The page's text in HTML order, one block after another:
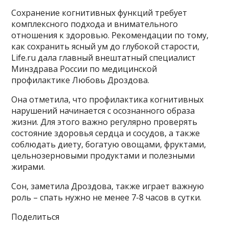
Сохранение когнитивных функций требует
комплексного подхода и внимательного
отношения к здоровью. Рекомендации по тому,
как сохранить ясный ум до глубокой старости,
Life.ru дала главный внештатный специалист
Минздрава России по медицинской
профилактике Любовь Дроздова.
Она отметила, что профилактика когнитивных
нарушений начинается с осознанного образа
жизни. Для этого важно регулярно проверять
состояние здоровья сердца и сосудов, а также
соблюдать диету, богатую овощами, фруктами,
цельнозерновыми продуктами и полезными
жирами.
Сон, заметила Дроздова, также играет важную
роль – спать нужно не менее 7-8 часов в сутки.
Поделиться